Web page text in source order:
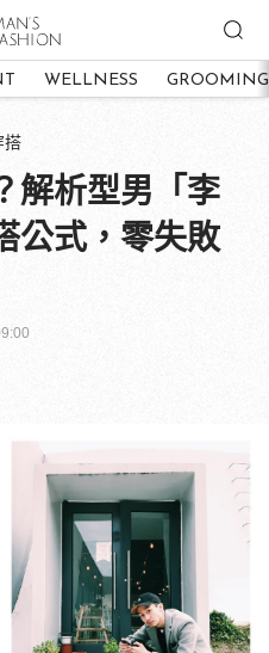
WELLNESS GROOMING
搭
解析型男「李
公式，零失敗